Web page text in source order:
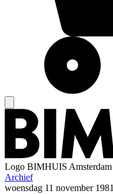
Logo BIMHUIS Amsterdam
Archief
woensdag 11 november 1981